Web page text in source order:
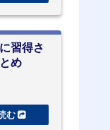
習得さ
め